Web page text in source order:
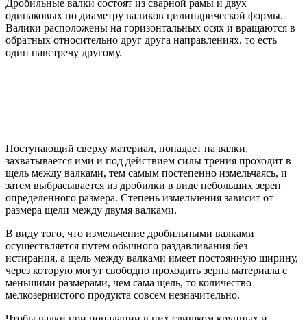
Дробильные валки состоят из сварной рамы и двух
одинаковых по диаметру валиков цилиндрической формы.
Валики расположены на горизонтальных осях и вращаются в
обратных относительно друг друга направлениях, то есть
один навстречу другому.
Поступающий сверху материал, попадает на валки,
захватывается ими и под действием силы трения проходит в
щель между валками, тем самым постепенно измельчаясь, и
затем выбрасывается из дробилки в виде небольших зерен
определенного размера. Степень измельчения зависит от
размера щели между двумя валками.
В виду того, что измельчение дробильными валками
осуществляется путем обычного раздавливания без
истирания, а щель между валками имеет постоянную ширину,
через которую могут свободно проходить зерна материала с
меньшими размерами, чем сама щель, то количество
мелкозернистого продукта совсем незначительно.